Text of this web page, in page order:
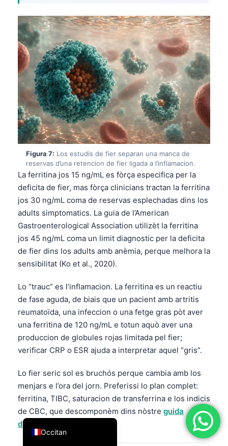
Figura 7: Los estudis de fier separan una manca de
reservas d’una retencion de fier ligada a l’inflamacion.
La ferritina jos 15 ng/mL es fòrça especifica per la
deficita de fier, mas fòrça clinicians tractan la ferritina
jos 30 ng/mL coma de reservas esplechadas dins los
adults simptomatics. La guia de l’American
Gastroenterological Association utilizèt la ferritina
jos 45 ng/mL coma un limit diagnostic per la deficita
de fier dins los adults amb anèmia, perque melhora la
sensibilitat (Ko et al., 2020).
Lo “trauc” es l’inflamacion. La ferritina es un reactiu
de fase aguda, de biais que un pacient amb artritis
reumatoïda, una infeccion o una fetge gras pòt aver
una ferritina de 120 ng/mL e totun aquò aver una
produccion de globules rojas limitada pel fier;
verificar CRP o ESR ajuda a interpretar aquel “gris”.
Lo fier seric sol es bruchós perque cambia amb los
menjars e l’ora del jorn. Preferissi lo plan complet:
ferritina, TIBC, saturacion de transferrina e los indicis
de CBC, que descomponèm dins nòstre guida
d'estudis de fèrre
Occitan
English
Deutsch
العربية
עִבְרִית
Español
Português
Türkçe
Română
简体中文
فارسی
Български
Dansk
Nederlands
हिन्दी
Bahasa Indonesia
Հայերեն
Íslenska
Српски језик
Svenska
Bosanski
Azərbaycan dili